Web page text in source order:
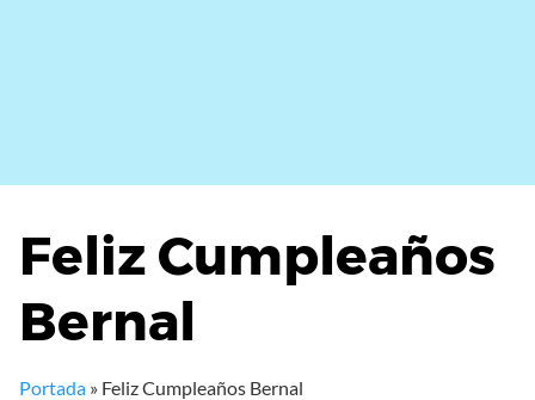
Feliz Cumpleaños
Bernal
Portada » Feliz Cumpleaños Bernal